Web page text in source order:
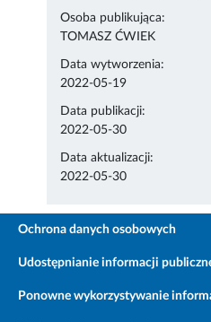
Osoba publikująca:
TOMASZ ĆWIEK
Data wytworzenia:
2022-05-19
Data publikacji:
2022-05-30
Data aktualizacji:
2022-05-30
Ochrona danych osobowych
Udostępnianie informacji
Ponowne wykorzystywanie